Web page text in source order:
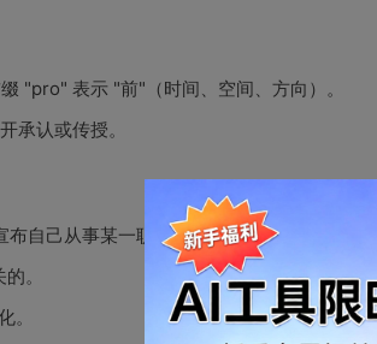
"pro" 表示 "前"（时间、空间、方向）。
承认或传授。
布自己从事某一职业。
。
。